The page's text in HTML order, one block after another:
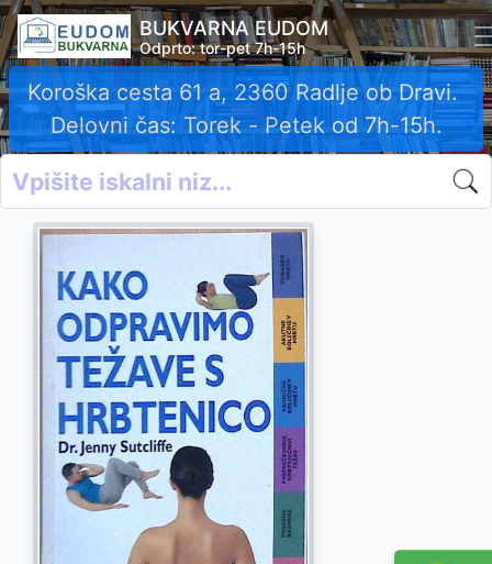
BUKVARNA EUDOM
Odprto: tor-pet 7h-15h
Koroška cesta 61 a, 2360 Radlje ob Dravi.
Delovni čas: Torek - Petek od 7h-15h.